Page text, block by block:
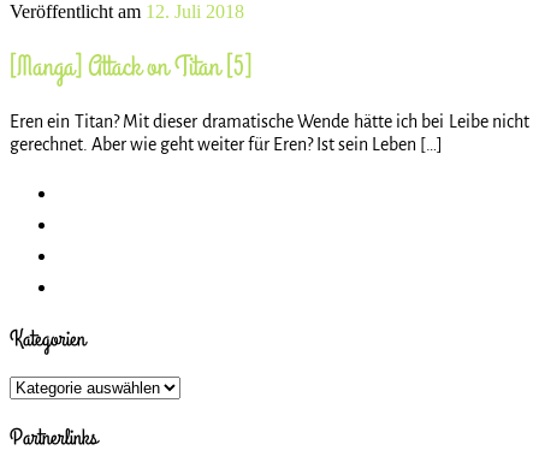
Veröffentlicht am 12. Juli 2018
[Manga] Attack on Titan [5]
Eren ein Titan? Mit dieser dramatische Wende hätte ich bei Leibe nicht
gerechnet. Aber wie geht weiter für Eren? Ist sein Leben […]
Kategorien
Kategorien
Partnerlinks